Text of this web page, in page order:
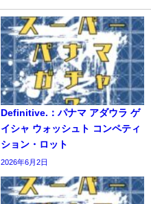
Definitive.：パナマ アダウラ ゲ
イシャ ウォッシュト コンペティ
ション・ロット
2026年6月2日